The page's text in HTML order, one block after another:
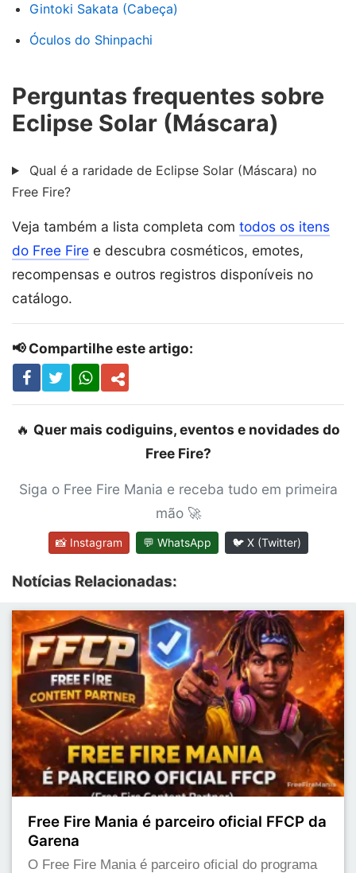
Gintoki Sakata (Cabeça)
Óculos do Shinpachi
Perguntas frequentes sobre
Eclipse Solar (Máscara)
Qual é a raridade de Eclipse Solar (Máscara) no
Free Fire?
Veja também a lista completa com todos os itens
do Free Fire e descubra cosméticos, emotes,
recompensas e outros registros disponíveis no
catálogo.
📢 Compartilhe este artigo:
🔥 Quer mais codiguins, eventos e novidades do
Free Fire?
Siga o Free Fire Mania e receba tudo em primeira
mão 🚀
📸 Instagram 💬 WhatsApp 🐦 X (Twitter)
Notícias Relacionadas:
Free Fire Mania é parceiro oficial FFCP da
Garena
O Free Fire Mania é parceiro oficial do programa